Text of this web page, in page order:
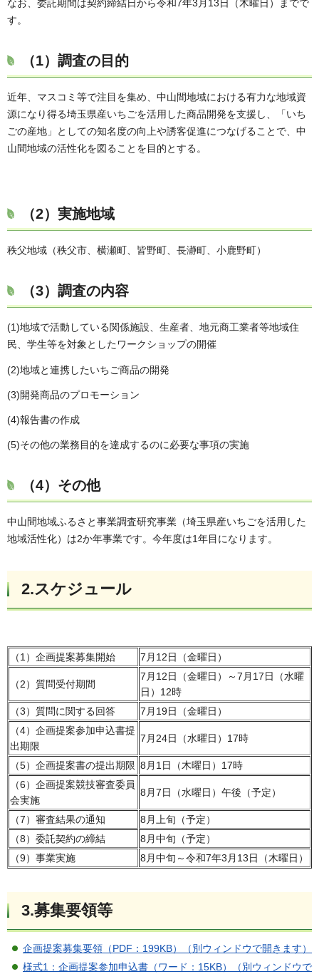
なお、委託期間は契約締結日から令和7年3月13日（木曜日）までで
す。
（1）調査の目的
近年、マスコミ等で注目を集め、中山間地域における有力な地域資
源になり得る埼玉県産いちごを活用した商品開発を支援し、「いち
ごの産地」としての知名度の向上や誘客促進につなげることで、中
山間地域の活性化を図ることを目的とする。
（2）実施地域
秩父地域（秩父市、横瀬町、皆野町、長瀞町、小鹿野町）
（3）調査の内容
(1)地域で活動している関係施設、生産者、地元商工業者等地域住
民、学生等を対象としたワークショップの開催
(2)地域と連携したいちご商品の開発
(3)開発商品のプロモーション
(4)報告書の作成
(5)その他の業務目的を達成するのに必要な事項の実施
（4）その他
中山間地域ふるさと事業調査研究事業（埼玉県産いちごを活用した
地域活性化）は2か年事業です。今年度は1年目になります。
2.スケジュール
（1）企画提案募集開始 7月12日（金曜日）
（2）質問受付期間
7月12日（金曜日）～7月17日（水曜
日）12時
（3）質問に関する回答
7月19日（金曜日）
（4）企画提案参加申込書提
出期限
7月24日（水曜日）17時
（5）企画提案書の提出期限 8月1日（木曜日）17時
（6）企画提案競技審査委員
会実施
8月7日（水曜日）午後（予定）
（7）審査結果の通知
8月上旬（予定）
（8）委託契約の締結
8月中旬（予定）
（9）事業実施
8月中旬～令和7年3月13日（木曜日）
3.募集要領等
企画提案募集要領（PDF：199KB）（別ウィンドウで開きます）
様式1：企画提案参加申込書（ワード：15KB）（別ウィンドウで